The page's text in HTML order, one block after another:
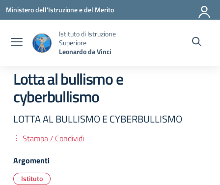
Vai ai contenuti
Vai al menu di navigazione
Vai al footer
Ministero dell'Istruzione e del Merito
Istituto di Istruzione
Superiore
Leonardo da Vinci
Lotta al bullismo e
cyberbullismo
LOTTA AL BULLISMO E CYBERBULLISMO
Stampa / Condividi
Argomenti
Istituto